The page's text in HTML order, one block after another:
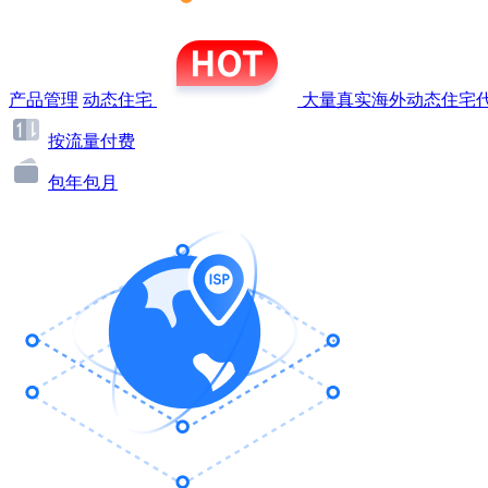
产品管理 动态住宅 大量真实海外动态住宅
按流量付费
包年包月